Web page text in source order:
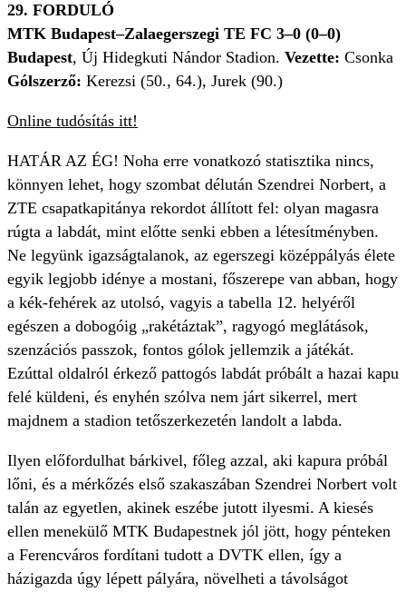
29. FORDULÓ
MTK Budapest–Zalaegerszegi TE FC 3–0 (0–0)
Budapest, Új Hidegkuti Nándor Stadion. Vezette: Csonka
Gólszerző: Kerezsi (50., 64.), Jurek (90.)
Online tudósítás itt!
HATÁR AZ ÉG! Noha erre vonatkozó statisztika nincs,
könnyen lehet, hogy szombat délután Szendrei Norbert, a
ZTE csapatkapitánya rekordot állított fel: olyan magasra
rúgta a labdát, mint előtte senki ebben a létesítményben.
Ne legyünk igazságtalanok, az egerszegi középpályás élete
egyik legjobb idénye a mostani, főszerepe van abban, hogy
a kék-fehérek az utolsó, vagyis a tabella 12. helyéről
egészen a dobogóig „rakétáztak”, ragyogó meglátások,
szenzációs passzok, fontos gólok jellemzik a játékát.
Ezúttal oldalról érkező pattogós labdát próbált a hazai kapu
felé küldeni, és enyhén szólva nem járt sikerrel, mert
majdnem a stadion tetőszerkezetén landolt a labda.
Ilyen előfordulhat bárkivel, főleg azzal, aki kapura próbál
lőni, és a mérkőzés első szakaszában Szendrei Norbert volt
talán az egyetlen, akinek eszébe jutott ilyesmi. A kiesés
ellen menekülő MTK Budapestnek jól jött, hogy pénteken
a Ferencváros fordítani tudott a DVTK ellen, így a
házigazda úgy lépett pályára, növelheti a távolságot